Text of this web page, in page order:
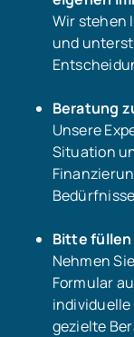
Wir stehen
und
Beratung
Unsere
Situation
Bitte füllen
Nehmen
Formular
gezielte